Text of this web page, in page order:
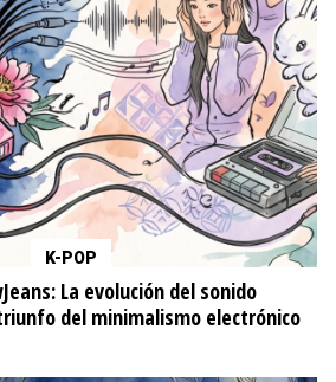
K-POP
La evolución del sonido
del minimalismo electrónico